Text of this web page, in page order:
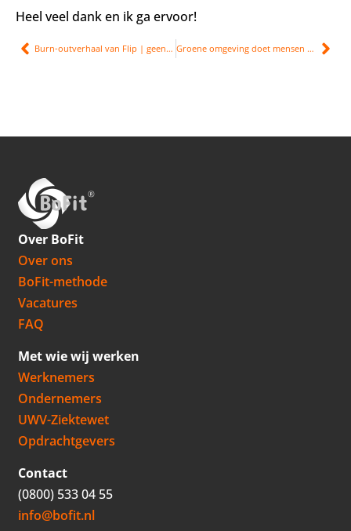
Heel veel dank en ik ga ervoor!
Burn-outverhaal van Flip | geen rust Groene omgeving doet mensen goed
Over BoFit
Over ons
BoFit-methode
Vacatures
FAQ
Met wie wij werken
Werknemers
Ondernemers
UWV-Ziektewet
Opdrachtgevers
Contact
(0800) 533 04 55
info@bofit.nl